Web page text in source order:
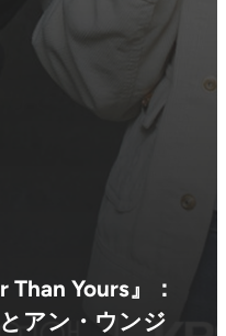
Yours』：
アン・ウンジ